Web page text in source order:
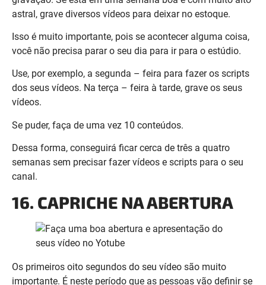
Use, por exemplo, a segunda – feira para fazer os scripts
dos seus vídeos. Na terça – feira à tarde, grave os seus
vídeos.
Se puder, faça de uma vez 10 conteúdos.
Dessa forma, conseguirá ficar cerca de três a quatro
semanas sem precisar fazer vídeos e scripts para o seu
canal.
16. CAPRICHE NA ABERTURA
Os primeiros oito segundos do seu vídeo são muito
importante. É neste período que as pessoas vão definir se
continuam assistindo o material.
Um dos segredos para manter a atenção do público é
mostrar quais são os benefícios que ele terá ao fim do